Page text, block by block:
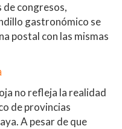
congresos,
gastronómico se
postal con las mismas
no refleja la realidad
de provincias
A pesar de que